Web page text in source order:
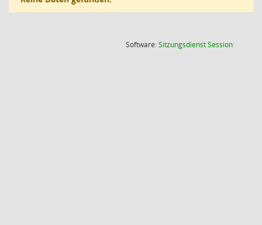
Software:SitzungsdienstSession(Wird in